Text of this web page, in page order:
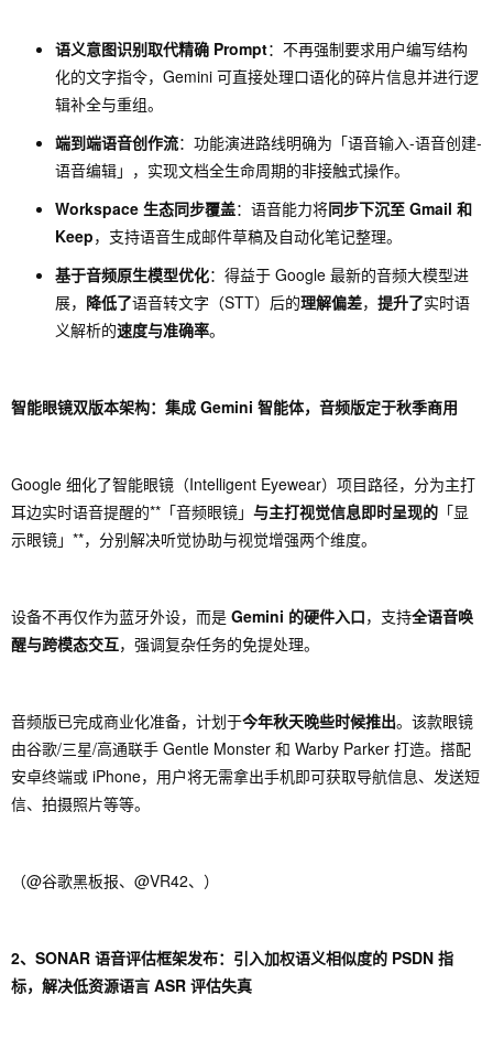
语义意图识别取代精确 Prompt：不再强制要求用户编写结构
化的文字指令，Gemini 可直接处理口语化的碎片信息并进行逻
辑补全与重组。
端到端语音创作流：功能演进路线明确为「语音输入-语音创建-
语音编辑」，实现文档全生命周期的非接触式操作。
Workspace 生态同步覆盖：语音能力将同步下沉至 Gmail 和
Keep，支持语音生成邮件草稿及自动化笔记整理。
基于音频原生模型优化：得益于 Google 最新的音频大模型进
展， 降低了语音转文字（STT）后的理解偏差， 提升了实时语
义解析的速度与准确率。
智能眼镜双版本架构：集成 Gemini 智能体，音频版定于秋季商用
Google 细化了智能眼镜（Intelligent Eyewear）项目路径，分为主打
耳边实时语音提醒的**「音频眼镜」 与主打视觉信息即时呈现的 「显
示眼镜」**，分别解决听觉协助与视觉增强两个维度。
设备不再仅作为蓝牙外设，而是 Gemini 的硬件入口，支持全语音唤
醒与跨模态交互，强调复杂任务的免提处理。
音频版已完成商业化准备，计划于今年秋天晚些时候推出。该款眼镜
由谷歌/三星/高通联手 Gentle Monster 和 Warby Parker 打造。搭配
安卓终端或 iPhone，用户将无需拿出手机即可获取导航信息、发送短
信、拍摄照片等等。
（@谷歌黑板报、@VR42、）
2、SONAR 语音评估框架发布：引入加权语义相似度的 PSDN 指
标，解决低资源语言 ASR 评估失真